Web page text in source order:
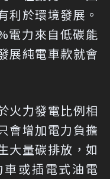
利於環境發展。
電力來自低碳能
展純電車款就會
火力發電比例相
會增加電力負擔
大量碳排放，如
或插電式油電